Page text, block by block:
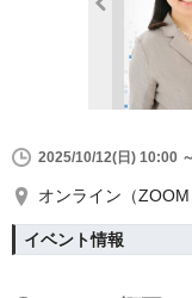
2025/10/12(日) 10:00
オンライン（
イベント情報